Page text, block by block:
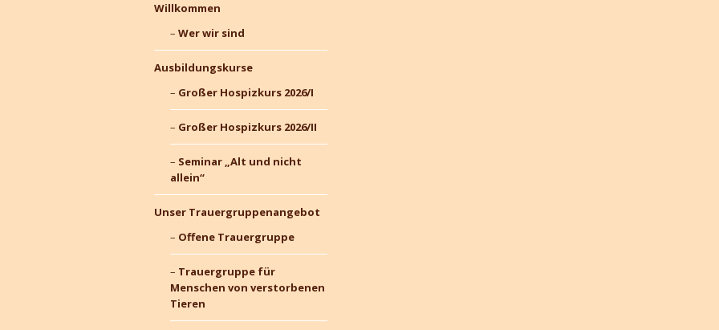
Willkommen
Wer wir sind
Ausbildungskurse
Großer Hospizkurs 2026/I
Großer Hospizkurs 2026/II
Seminar „Alt und nicht
allein“
Unser Trauergruppenangebot
Offene Trauergruppe
Trauergruppe für
Menschen von verstorbenen
Tieren